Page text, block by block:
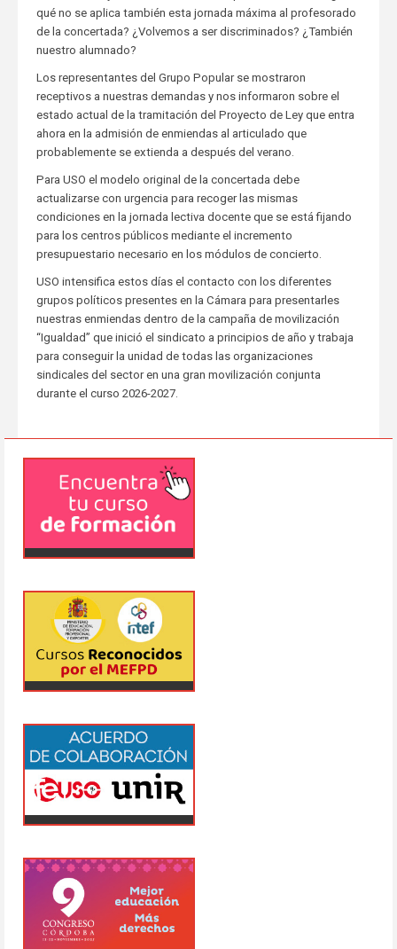
qué no se aplica también esta jornada máxima al profesorado
de la concertada? ¿Volvemos a ser discriminados? ¿También
nuestro alumnado?
Los representantes del Grupo Popular se mostraron
receptivos a nuestras demandas y nos informaron sobre el
estado actual de la tramitación del Proyecto de Ley que entra
ahora en la admisión de enmiendas al articulado que
probablemente se extienda a después del verano.
Para USO el modelo original de la concertada debe
actualizarse con urgencia para recoger las mismas
condiciones en la jornada lectiva docente que se está fijando
para los centros públicos mediante el incremento
presupuestario necesario en los módulos de concierto.
USO intensifica estos días el contacto con los diferentes
grupos políticos presentes en la Cámara para presentarles
nuestras enmiendas dentro de la campaña de movilización
“Igualdad” que inició el sindicato a principios de año y trabaja
para conseguir la unidad de todas las organizaciones
sindicales del sector en una gran movilización conjunta
durante el curso 2026-2027.